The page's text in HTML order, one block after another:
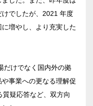
でしたが、2021 年度
増やし、より充実した
だけでなく国内外の拠
事業への更なる理解促
疑応答など、双方向
ンスセンター
センター